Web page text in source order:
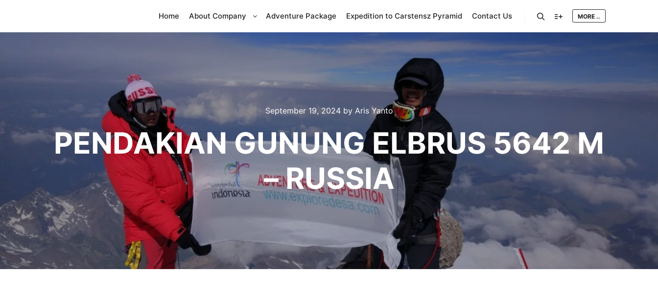
Home About Company Adventure Package Expedition to Carstensz Pyramid Contact Us MORE ..
September 19, 2024by Aris Yanto
PENDAKIAN GUNUNG ELBRUS 5642 M
– RUSSIA